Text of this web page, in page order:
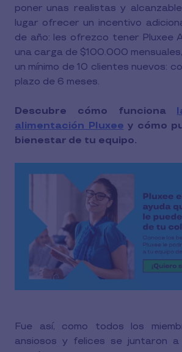
poner unas realistas y
lugar ofrecer un incentivo
de año: les ofrezco tener Pluxee
una carga de $100.000
un mínimo de 10 clientes nuevos:
plazo de 6 meses.
Descubre cómo funciona
alimentación Pluxee y cómo
bienestar de tu equipo.
Fue así, como todos los
ansiosos y felices se juntaron a